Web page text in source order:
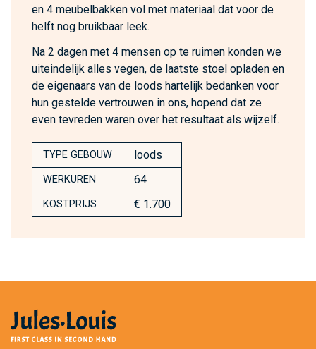
en 4 meubelbakken vol met materiaal dat voor de
helft nog bruikbaar leek.
Na 2 dagen met 4 mensen op te ruimen konden we
uiteindelijk alles vegen, de laatste stoel opladen en
de eigenaars van de loods hartelijk bedanken voor
hun gestelde vertrouwen in ons, hopend dat ze
even tevreden waren over het resultaat als wijzelf.
TYPE GEBOUW loods
WERKUREN 64
KOSTPRIJS € 1.700